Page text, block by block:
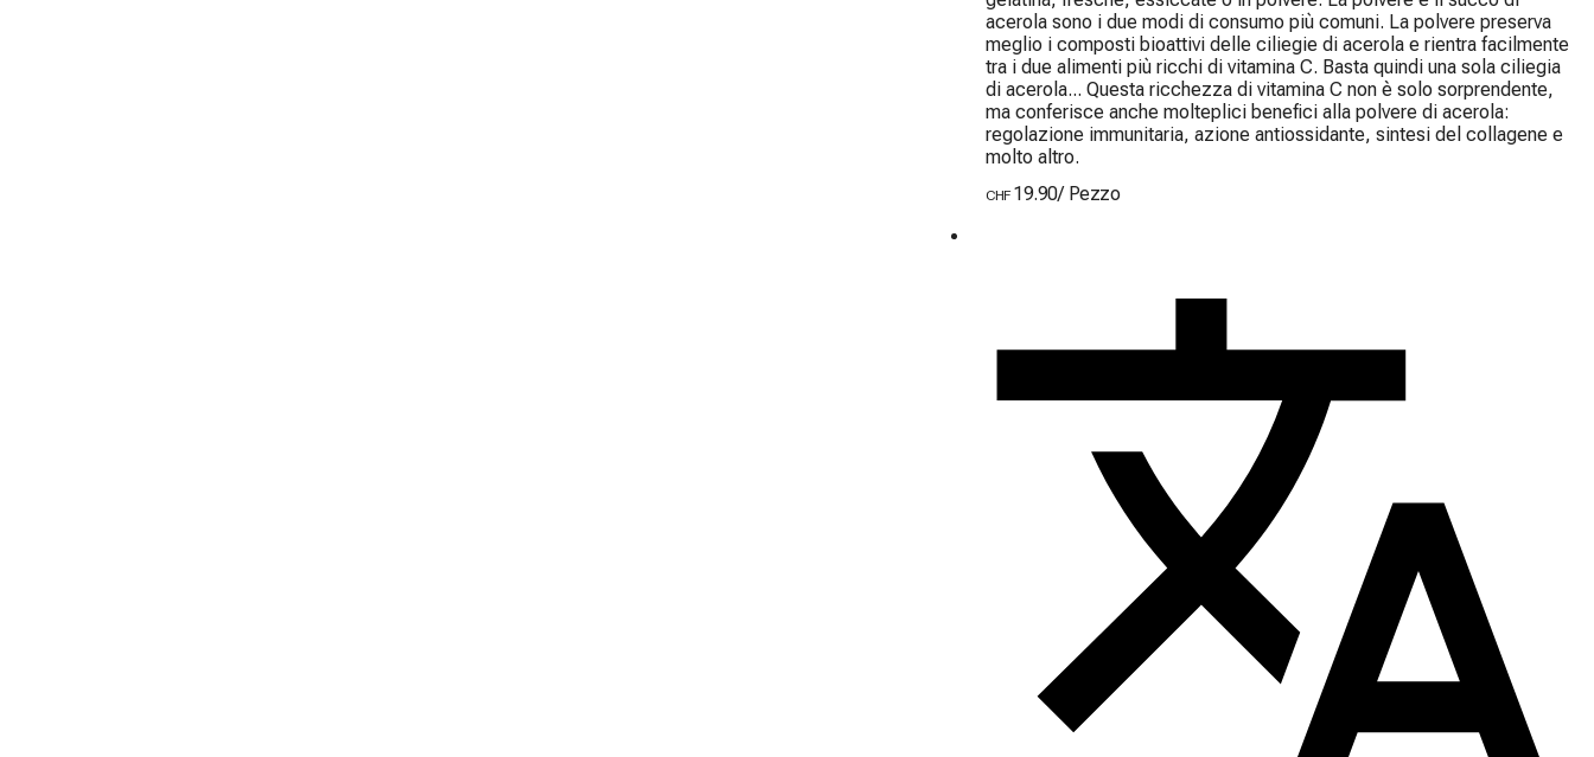
acerola sono i due modi di consumo più comuni. La polvere preserva
meglio i composti bioattivi delle ciliegie di acerola e rientra facilmente
tra i due alimenti più ricchi di vitamina C. Basta quindi una sola ciliegia
di acerola... Questa ricchezza di vitamina C non è solo sorprendente,
ma conferisce anche molteplici benefici alla polvere di acerola:
regolazione immunitaria, azione antiossidante, sintesi del collagene e
molto altro.
CHF 19.90/ Pezzo